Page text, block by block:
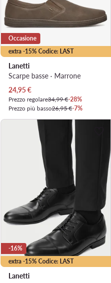
extra -15% Codice: LAST
Occasione
Lanetti
Scarpe basse · Marrone
Prezzo attuale
24,95€
Prezzo regolare34,99 €-28%
Prezzo più basso26,95 €-7%
extra -15% Codice: LAST
-16%
Lanetti